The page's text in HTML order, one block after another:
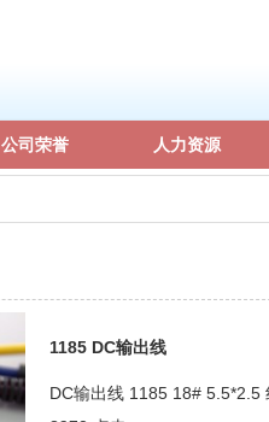
公司荣誉 人力资源
1185 DC输出线
DC输出线 1185 18# 5.5*2.5